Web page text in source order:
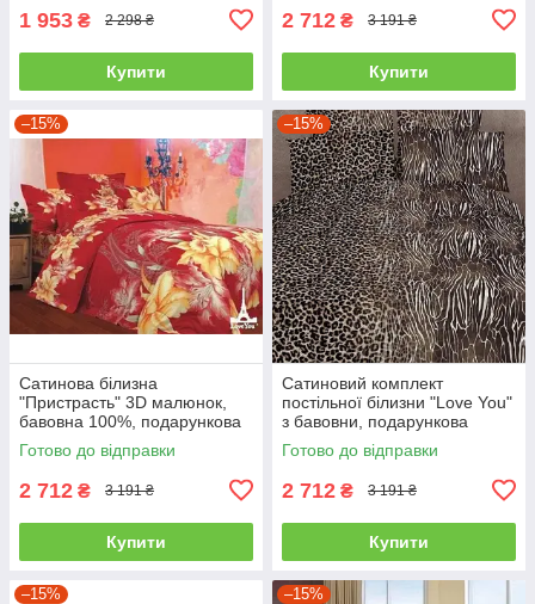
1 953 ₴ 2 298 ₴
Купити
2 712 ₴ 3 191 ₴
Купити
–15%
Сатинова білизна
"Пристрасть" 3D малюнок,
бавовна 100%, подарункова
упаковка полуторний
Готово до відправки
2 712 ₴ 3 191 ₴
Купити
–15%
Сатиновий комплект
постільної білизни "Love You"
з бавовни, подарункова
упаковка полуторний
Готово до відправки
2 712 ₴ 3 191 ₴
Купити
–15% –15%